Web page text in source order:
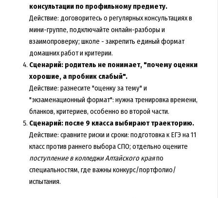
консультации по профильному предмету.
Действие: договоритесь о регулярных консультациях в
мини-группе, подключайте онлайн-разборы и
взаимопроверку; школе - закрепить единый формат
домашних работ и критерии.
Сценарий: родитель не понимает, "почему оценки
хорошие, а пробник слабый".
Действие: разнесите "оценку за тему" и
"экзаменационный формат": нужна тренировка времени,
бланков, критериев, особенно во второй части.
Сценарий: после 9 класса выбирают траекторию.
Действие: сравните риски и сроки: подготовка к ЕГЭ на 11
класс против раннего выбора СПО; отдельно оцените
поступление в колледжи Алтайского краяпо
специальностям, где важны конкурс/портфолио/
испытания.